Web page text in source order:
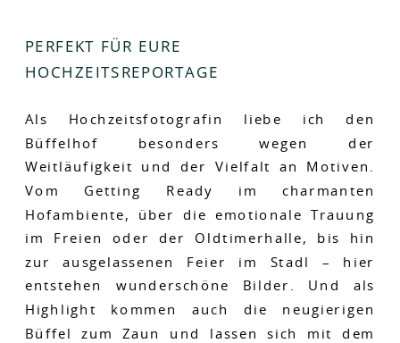
PERFEKT FÜR EURE
HOCHZEITSREPORTAGE
Als Hochzeitsfotografin liebe ich den
Büffelhof besonders wegen der
Weitläufigkeit und der Vielfalt an Motiven.
Vom Getting Ready im charmanten
Hofambiente, über die emotionale Trauung
im Freien oder der Oldtimerhalle, bis hin
zur ausgelassenen Feier im Stadl – hier
entstehen wunderschöne Bilder. Und als
Highlight kommen auch die neugierigen
Büffel zum Zaun und lassen sich mit dem